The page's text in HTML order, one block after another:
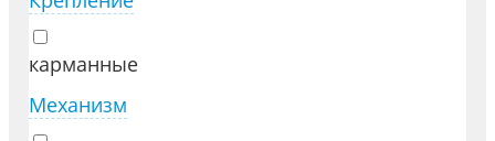
карманные
Механизм